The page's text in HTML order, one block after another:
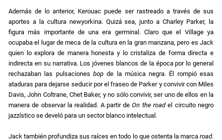
Además de lo anterior, Kerouac puede ser rastreado a través de sus
aportes a la cultura newyorkina. Quizá sea, junto a Charley Parker, la
figura más importante de una era germinal. Claro que el Village ya
ocupaba el lugar de meca de la cultura en la gran manzana, pero es Jack
quien lo explora de manera honesta y lo cristaliza de forma directa e
indirecta en su narrativa. Los jóvenes blancos de la época por lo general
rechazaban las pulsaciones bopde la música negra. Él rompió esas
ataduras para dejarse seducir por el fraseo de Parker y convivir con Miles
Davis, John Coltrane, Chet Baker, y no sólo convivir, ser uno de ellos en la
manera de observar la realidad. A partir deOn the roadel circuito negro
jazzístico se develó para un sector blanco intelectual.
Jack también profundiza sus raíces en todo lo que ostenta la marca road.